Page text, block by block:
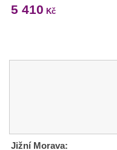
5 410 Kč
Jižní Morava: